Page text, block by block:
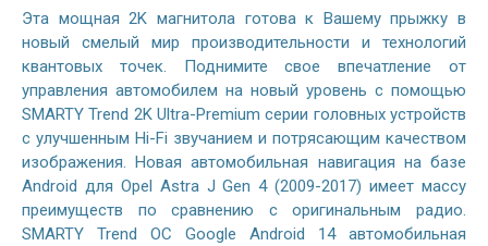
Эта мощная 2K магнитола готова к Вашему прыжку в
новый смелый мир производительности и технологий
квантовых точек. Поднимите свое впечатление от
управления автомобилем на новый уровень с помощью
SMARTY Trend 2K Ultra-Premium серии головных устройств
с улучшенным Hi-Fi звучанием и потрясающим качеством
изображения. Новая автомобильная навигация на базе
Android для Opel Astra J Gen 4 (2009-2017) имеет массу
преимуществ по сравнению с оригинальным радио.
SMARTY Trend ОС Google Android 14 автомобильная